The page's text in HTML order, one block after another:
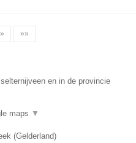
» »»
en in de provincie
maps ▼
(Gelderland)